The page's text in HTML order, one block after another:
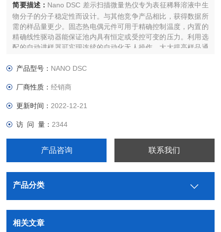
简要描述： Nano DSC 差示扫描微量热仪专为表征稀释溶液中生
物分子的分子稳定性而设计。与其他竞争产品相比，获得数据所
需的样品量更少。固态热电偶元件可用于精确控制温度，内置的
精确线性驱动器能保证池内具有恒定或受控可变的压力。利用选
配的自动进样器可实现连续的自动化无人操作，大大提高样品通
产品型号： NANO DSC
厂商性质：经销商
更新时间： 2022-12-21
访 问 量： 2344
产品咨询 联系我们
产品分类
相关文章